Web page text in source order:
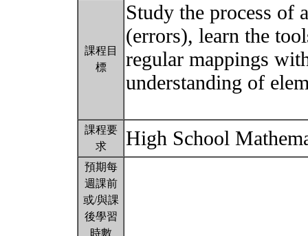
課程目
標
Study the process of
(errors), learn the
regular mappings
understanding of
課程要
求
High School
預期每
週課前
或/與課
後學習
時數